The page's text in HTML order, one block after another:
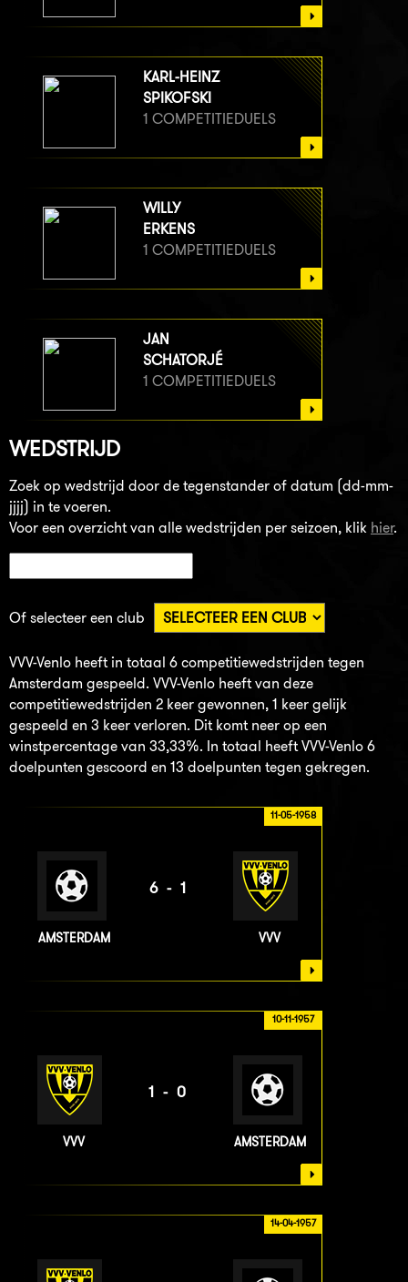
KARL-HEINZ
SPIKOFSKI
1 COMPETITIEDUELS
WILLY
ERKENS
1 COMPETITIEDUELS
JAN
SCHATORJÉ
1 COMPETITIEDUELS
WEDSTRIJD
Zoek op wedstrijd door de tegenstander of datum (dd-mm-
jjjj) in te voeren.
Voor een overzicht van alle wedstrijden per seizoen, klik hier.
Of selecteer een club
VVV-Venlo heeft in totaal 6 competitiewedstrijden tegen
Amsterdam gespeeld. VVV-Venlo heeft van deze
competitiewedstrijden 2 keer gewonnen, 1 keer gelijk
gespeeld en 3 keer verloren. Dit komt neer op een
winstpercentage van 33,33%. In totaal heeft VVV-Venlo 6
doelpunten gescoord en 13 doelpunten tegen gekregen.
11-05-1958
AMSTERDAM
6-1
VVV
10-11-1957
VVV
1-0
AMSTERDAM
14-04-1957